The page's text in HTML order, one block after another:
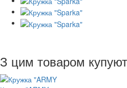
З цим товаром